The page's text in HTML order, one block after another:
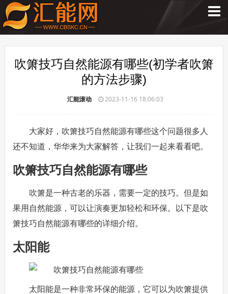
吹箫技巧自然能源有哪些(初学者吹箫
的方法步骤)
汇能滚动 2023-11-16 18:06:03
大家好，吹箫技巧自然能源有哪些这个问题很多人
还不知道，华华来为大家解答，让我们一起来看看吧。
吹箫技巧自然能源有哪些
吹箫是一种古老的乐器，需要一定的技巧。但是如
果用自然能源，可以让演奏更加轻松和环保。以下是吹
箫技巧自然能源有哪些的详细介绍。
太阳能
太阳能是一种非常环保的能源，它可以为吹箫提供